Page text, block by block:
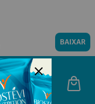
BAIXAR